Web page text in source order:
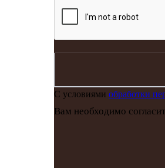
С условиями обработки
Вам необходимо